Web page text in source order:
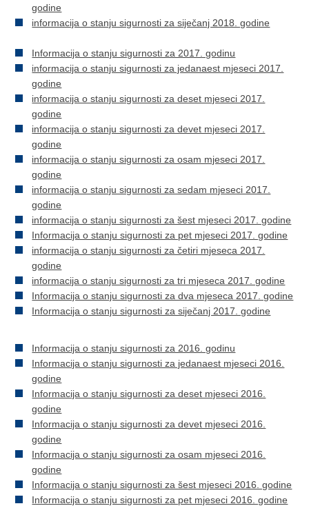
godine
informacija o stanju sigurnosti za siječanj 2018. godine
Informacija o stanju sigurnosti za 2017. godinu
informacija o stanju sigurnosti za jedanaest mjeseci 2017.
godine
informacija o stanju sigurnosti za deset mjeseci 2017.
godine
informacija o stanju sigurnosti za devet mjeseci 2017.
godine
informacija o stanju sigurnosti za osam mjeseci 2017.
godine
informacija o stanju sigurnosti za sedam mjeseci 2017.
godine
informacija o stanju sigurnosti za šest mjeseci 2017. godine
Informacija o stanju sigurnosti za pet mjeseci 2017. godine
informacija o stanju sigurnosti za četiri mjeseca 2017.
godine
informacija o stanju sigurnosti za tri mjeseca 2017. godine
Informacija o stanju sigurnosti za dva mjeseca 2017. godine
Informacija o stanju sigurnosti za siječanj 2017. godine
Informacija o stanju sigurnosti za 2016. godinu
Informacija o stanju sigurnosti za jedanaest mjeseci 2016.
godine
Informacija o stanju sigurnosti za deset mjeseci 2016.
godine
Informacija o stanju sigurnosti za devet mjeseci 2016.
godine
Informacija o stanju sigurnosti za osam mjeseci 2016.
godine
Informacija o stanju sigurnosti za šest mjeseci 2016. godine
Informacija o stanju sigurnosti za pet mjeseci 2016. godine